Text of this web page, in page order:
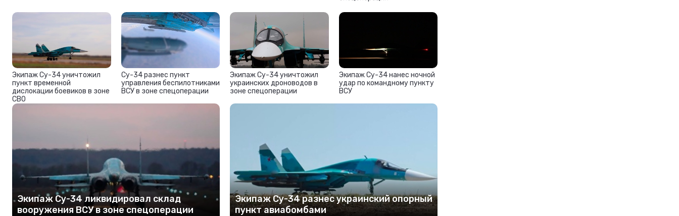
Экипаж Су-34 уничтожил
пункт временной
дислокации боевиков в зоне
СВО
Су-34 разнес пункт
управления беспилотниками
ВСУ в зоне спецоперации
Экипаж Су-34 уничтожил
украинских дроноводов в
зоне спецоперации
Экипаж Су-34 нанес ночной
удар по командному пункту
ВСУ
Экипаж Су-34 ликвидировал склад
вооружения ВСУ в зоне спецоперации
Экипаж Су-34 разнес украинский опорный
пункт авиабомбами